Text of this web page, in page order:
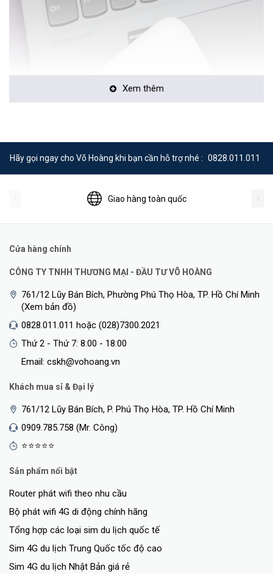
Bộ phát wifi 4G của Huawei là lựa chọn hàng đầu cho những ai cần
kết nối internet nhanh chóng và ổn định. Các sản phẩm này không
chỉ được thiết kế với công nghệ tiên tiến mà còn sở hữu những tính
năng nổi bật để đáp ứng nhu cầu của người dùng. Với sự kết hợp
wifi 4G Huawei mang đến trải nghiệm truy cập mạng mượt mà cho
cả cá nhân và doanh nghiệp.
Đặc điểm nổi bật của bộ phát
wifi 4g huawei
Bộ phát wifi 4G Huawei nổi bật với nhiều đặc điểm đáng chú ý, giúp
đảm bảo kết nối internet ổn định và nhanh chóng cho mọi hoạt
động trực tuyến.
bị, lý tưởng cho cả gia đình hoặc môi trường làm việc nhỏ.
Thiết Kế Nhỏ Gọn: Dễ dàng mang theo bên mình nhờ vào thiết kế
nhỏ gọn và trọng lượng nhẹ.
Xem thêm
Hãy gọi ngay cho Võ Hoàng khi bạn cần hỗ trợ nhé : 0828.011.011
Giao hàng toàn quốc
Cửa hàng chính
CÔNG TY TNHH THƯƠNG MẠI - ĐẦU TƯ VÕ HOÀNG
761/12 Lũy Bán Bích, Phường Phú Thọ Hòa, TP. Hồ Chí Minh
(Xem bản đồ)
0828.011.011 hoặc (028)7300.2021
Thứ 2 - Thứ 7: 8:00 - 18:00
Email: cskh@vohoang.vn
Khách mua sỉ & Đại lý
761/12 Lũy Bán Bích, P. Phú Thọ Hòa, TP. Hồ Chí Minh
0909.785.758 (Mr. Công)
⭐⭐⭐⭐⭐
Sản phẩm nổi bật
Router phát wifi theo nhu cầu
Bộ phát wifi 4G di động chính hãng
Tổng hợp các loại sim du lịch quốc tế
Sim 4G du lịch Trung Quốc tốc độ cao
Sim 4G du lịch Nhật Bản giá rẻ